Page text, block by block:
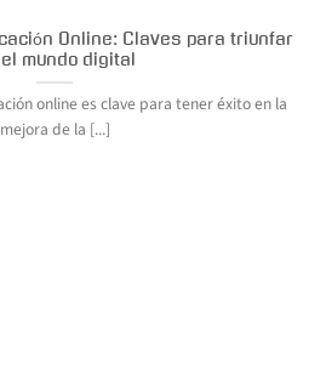
Online: Claves para triunfar
mundo digital
online es clave para tener éxito en la
mejora de la [...]